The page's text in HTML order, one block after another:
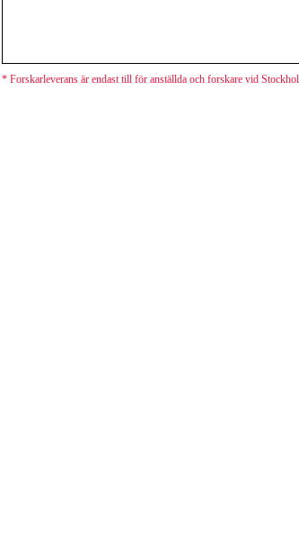
* Forskarleverans är endast till för anställda och forskare vid